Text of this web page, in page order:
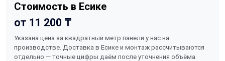
Стоимость в Есике
от 11 200 ₸
Указана цена за квадратный метр панели у нас на
производстве. Доставка в Есике и монтаж рассчитываются
отдельно — точные цифры даём после уточнения объёма.